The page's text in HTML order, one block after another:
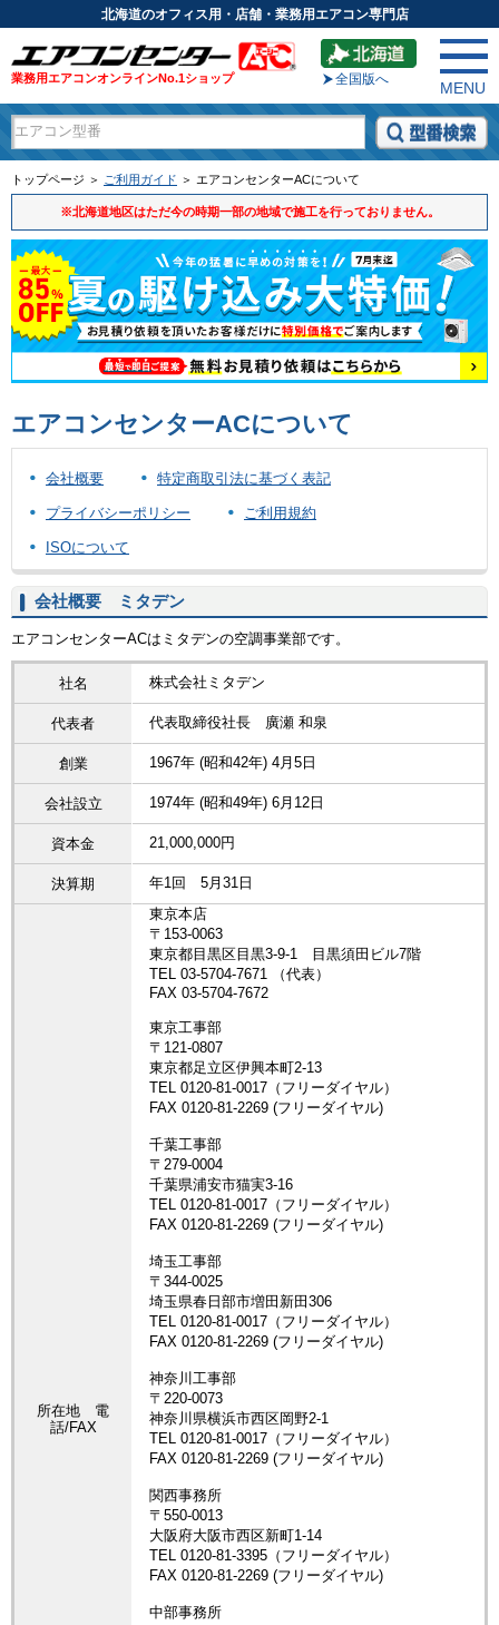
北海道のオフィス用・店舗・業務用エアコン専門店
業務用エアコンオンラインNo.1ショップ 全国版へ
MENU
トップページ ＞ ご利用ガイド ＞ エアコンセンターACについて
※北海道地区はただ今の時期一部の地域で施工を行っておりません。
エアコンセンターACについて
会社概要 特定商取引法に基づく表記
プライバシーポリシー ご利用規約
ISOについて
会社概要 ミタデン
エアコンセンターACはミタデンの空調事業部です。
社名 株式会社ミタデン
代表者 代表取締役社長 廣瀬 和泉
創業 1967年 (昭和42年) 4月5日
会社設立 1974年 (昭和49年) 6月12日
資本金 21,000,000円
決算期 年1回 5月31日
所在地 電
話/FAX